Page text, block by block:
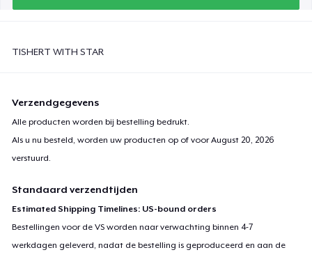
TISHERT WITH STAR
Verzendgegevens
Alle producten worden bij bestelling bedrukt.
Als u nu besteld, worden uw producten op of voorAugust 20, 2026
verstuurd.
Standaard verzendtijden
Estimated Shipping Timelines: US-bound orders
Bestellingen voor de VS worden naar verwachting binnen 4-7
werkdagen geleverd, nadat de bestelling is geproduceerd en aan de